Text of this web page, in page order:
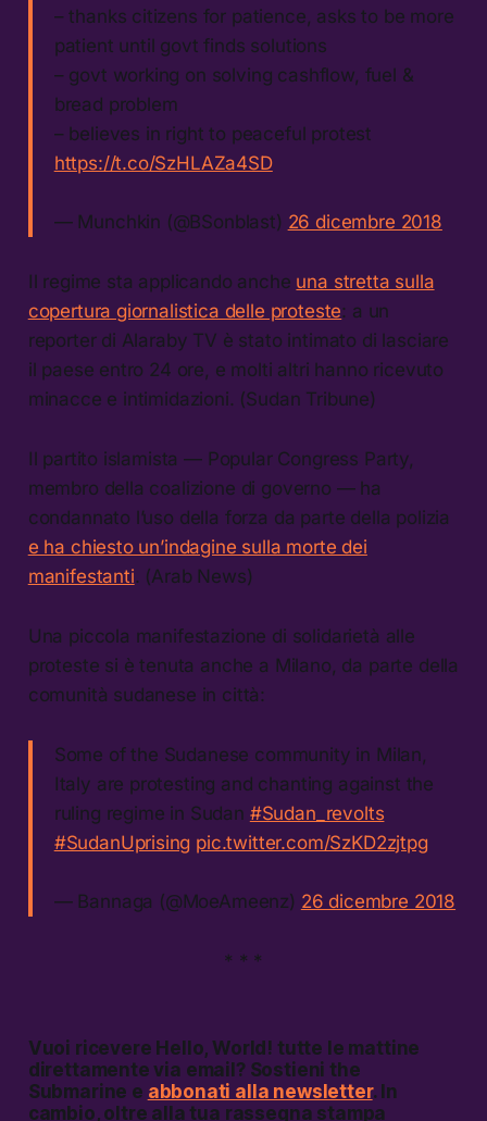
– thanks citizens for patience, asks to be more
patient until govt finds solutions
– govt working on solving cashflow, fuel &
bread problem
– believes in right to peaceful protest
https://t.co/SzHLAZa4SD
— Munchkin (@BSonblast) 26 dicembre 2018
Il regime sta applicando anche una stretta sulla
copertura giornalistica delle proteste: a un
reporter di Alaraby TV è stato intimato di lasciare
il paese entro 24 ore, e molti altri hanno ricevuto
minacce e intimidazioni. (Sudan Tribune)
Il partito islamista — Popular Congress Party,
membro della coalizione di governo — ha
condannato l’uso della forza da parte della polizia
e ha chiesto un’indagine sulla morte dei
manifestanti. (Arab News)
Una piccola manifestazione di solidarietà alle
proteste si è tenuta anche a Milano, da parte della
comunità sudanese in città:
Some of the Sudanese community in Milan,
Italy are protesting and chanting against the
ruling regime in Sudan #Sudan_revolts
#SudanUprising pic.twitter.com/SzKD2zjtpg
— Bannaga (@MoeAmeenz) 26 dicembre 2018
* * *
Vuoi ricevere Hello, World! tutte le mattine
direttamente via email? Sostieni the
Submarine e abbonati alla newsletter. In
cambio, oltre alla tua rassegna stampa